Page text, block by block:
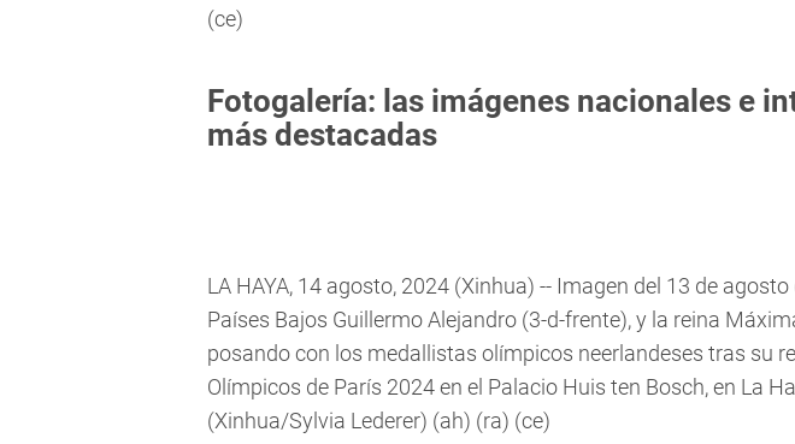
(ce)
Fotogalería: las imágenes nacionales e
más destacadas
LA HAYA, 14 agosto, 2024 (Xinhua) -- Imagen del 13 de
Países Bajos Guillermo Alejandro (3-d-frente), y la reina
posando con los medallistas olímpicos neerlandeses tras su
Olímpicos de París 2024 en el Palacio Huis ten Bosch, en La
(Xinhua/Sylvia Lederer) (ah) (ra) (ce)